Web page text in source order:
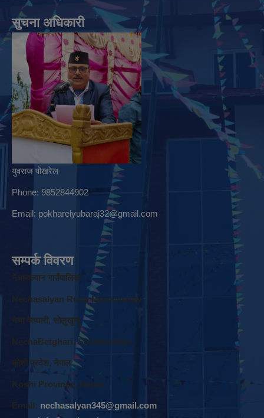
सुचना अधिकारी
युवराज पोखरेल
Phone: 9852844902
Email: pokharelyubaraj32@gmail.com
सम्पर्क विवरण
नेचासल्यान गाउँपालिका
Nechasalyan Rural Municipality
नेचा वेतघारी, साेलुखुम्बु
NechaBetghari, Solukhumbu
काेशी प्रदेश, नेपाल
Koshi Province, Nepal
Email: nechasalyan345@gmail.com